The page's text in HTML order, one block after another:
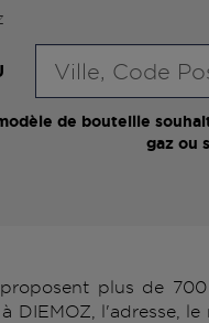
de bouteille
gaz ou
plus de
DIEMOZ, l'adresse,